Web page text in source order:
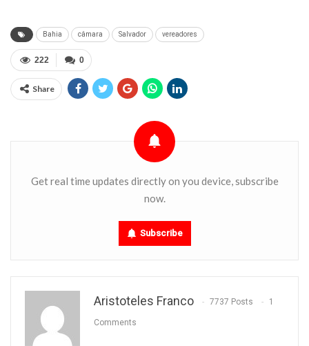
Bahia câmara Salvador vereadores
0
222
Share
Get real time updates directly on you device, subscribe
now.
Subscribe
Aristoteles Franco 7737 Posts 1
Comments